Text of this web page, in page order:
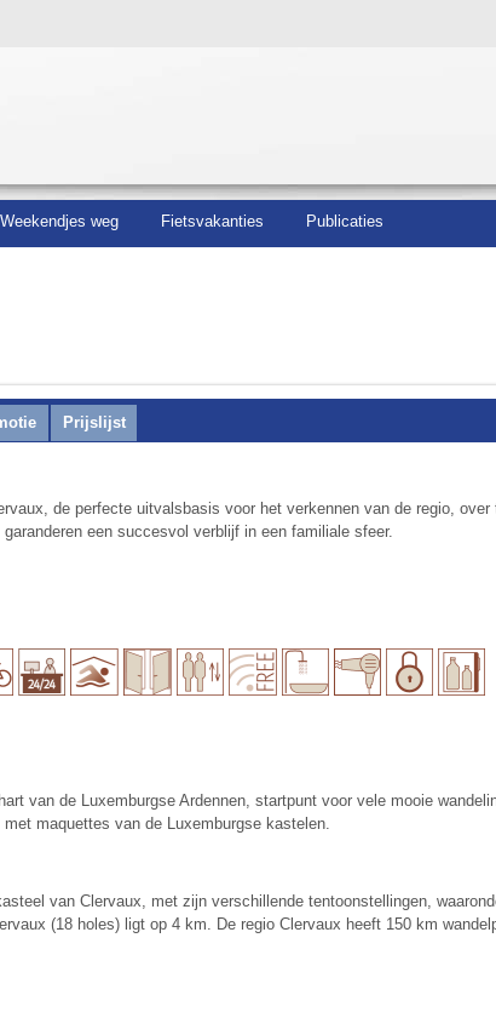
Weekendjes weg Fietsvakanties Publicaties
Prijslijst
de perfecte uitvalsbasis voor het verkennen van de regio, over
een succesvol verblijf in een familiale sfeer.
van de Luxemburgse Ardennen, startpunt voor vele mooie
maquettes van de Luxemburgse kastelen.
van Clervaux, met zijn verschillende tentoonstellingen,
(18 holes) ligt op 4 km. De regio Clervaux heeft 150 km